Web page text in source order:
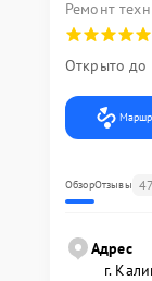
Ремонт
Открыто до
ОбзорОтзывы 47
Адрес
г.